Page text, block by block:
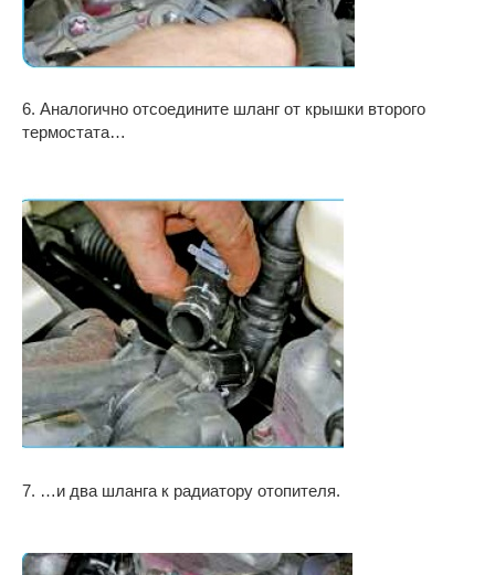
6. Аналогично отсоедините шланг от крышки второго
термостата…
7. …и два шланга к радиатору отопителя.